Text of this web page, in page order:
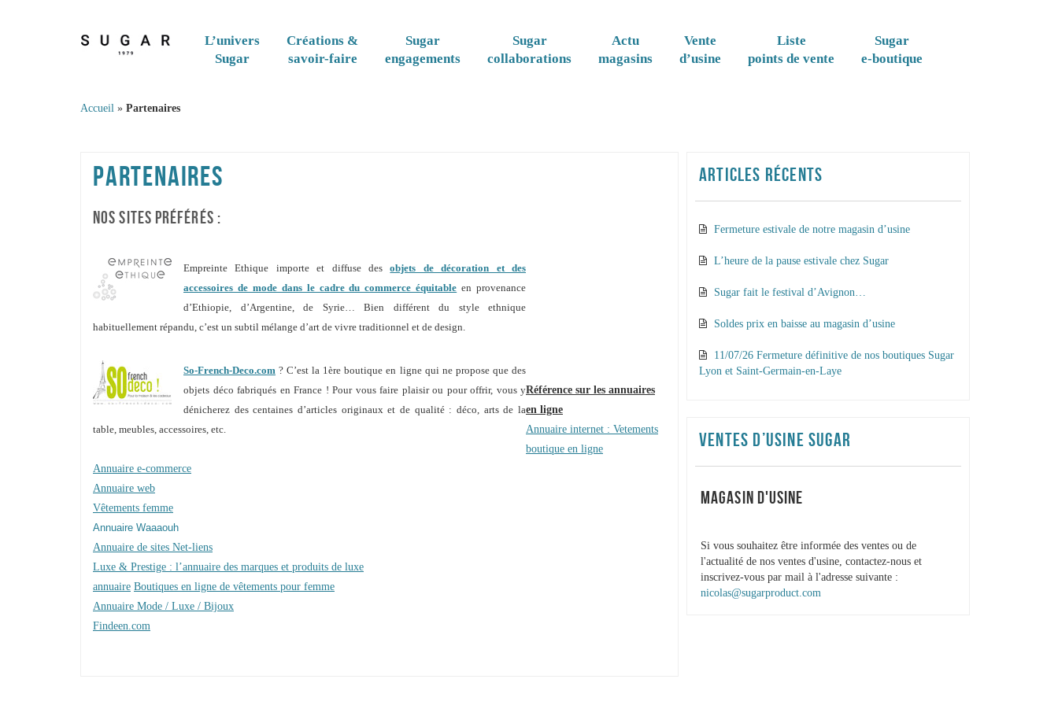
Skip to content
L’univers
Sugar
Créations &
savoir-faire
Sugar
engagements
Sugar
collaborations
Actu
magasins
Vente
d’usine
Liste
points de vente
Sugar
e-boutique
Accueil » Partenaires
PARTENAIRES
NOS SITES PRÉFÉRÉS :
Empreinte Ethique importe et diffuse desobjets de décoration et des
accessoires de mode dans le cadre du commerce équitable en provenance
d’Ethiopie, d’Argentine, de Syrie… Bien différent du style ethnique
habituellement répandu, c’est un subtil mélange d’art de vivre traditionnel et de design.
So-French-Deco.com ? C’est la 1ère boutique en ligne qui ne propose que des
objets déco fabriqués en France ! Pour vous faire plaisir ou pour offrir, vous y
dénicherez des centaines d’articles originaux et de qualité : déco, arts de la
table, meubles, accessoires, etc.
Référence sur les annuaires
en ligne
Annuaire internet : Vetements
boutique en ligne
Annuaire e-commerce
Annuaire web
Vêtements femme
Annuaire Waaaouh
Annuaire de sites Net-liens
Luxe & Prestige : l’annuaire des marques et produits de luxe
annuaire Boutiques en ligne de vêtements pour femme
Annuaire Mode / Luxe / Bijoux
Findeen.com
ARTICLES RÉCENTS
Fermeture estivale de notre magasin d’usine
L’heure de la pause estivale chez Sugar
Sugar fait le festival d’Avignon…
Soldes prix en baisse au magasin d’usine
11/07/26 Fermeture définitive de nos boutiques Sugar
Lyon et Saint-Germain-en-Laye
VENTES D’USINE SUGAR
MAGASIN D'USINE
Si vous souhaitez être informée des ventes ou de
l'actualité de nos ventes d'usine, contactez-nous et
inscrivez-vous par mail à l'adresse suivante :
nicolas@sugarproduct.com